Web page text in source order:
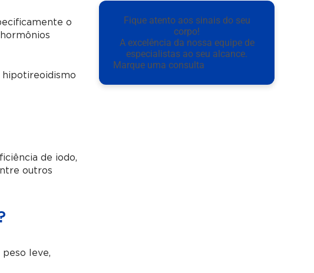
o
hipotireoidismo
de iodo,
outros
peso leve,
Fique atento aos sinais do seu
corpo!
A excelência da nossa equipe de
especialistas ao seu alcance.
Marque uma consulta